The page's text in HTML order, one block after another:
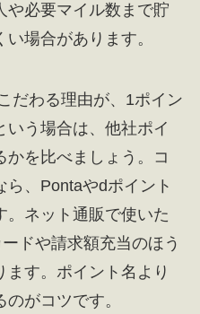
や必要マイル数まで貯
場合があります。
だわる理由が、1ポイン
いう場合は、他社ポイ
かを比べましょう。コ
ら、Pontaやdポイント
。ネット通販で使いた
ドや請求額充当のほう
す。ポイント名より
がコツです。